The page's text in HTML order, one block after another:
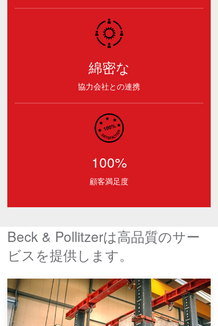
綿密な
協力会社との連携
100%
顧客満足度
Beck & Pollitzerは高品質のサー
ビスを提供します。